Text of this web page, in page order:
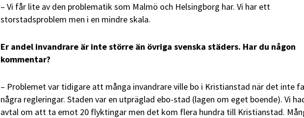
– Vi får lite av den problematik som Malmö och Helsingborg har. Vi har ett
storstadsproblem men i en mindre skala.
Er andel invandrare är inte större än övriga svenska städers. Har du någon
kommentar?
– Problemet var tidigare att många invandrare ville bo i Kristianstad när det inte
några regleringar. Staden var en utpräglad ebo-stad (lagen om eget boende). Vi
avtal om att ta emot 20 flyktingar men det kom flera hundra till Kristianstad.